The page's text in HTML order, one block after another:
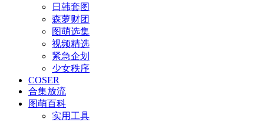
日韩套图
森萝财团
图萌选集
视频精选
紧急企划
少女秩序
COSER
合集放流
图萌百科
实用工具